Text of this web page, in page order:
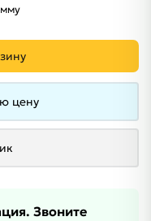
цену
Звоните